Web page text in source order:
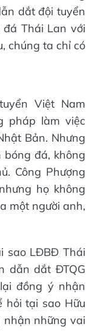
dắt đội tuyển
Thái Lan với
chúng ta chỉ có
Việt Nam
pháp làm việc
Bản. Nhưng
bóng đá, không
Công Phượng
họ không
một người anh,
sao LĐBĐ Thái
dẫn dắt ĐTQG
đồng ý nhận
hỏi tại sao Hữu
những vai